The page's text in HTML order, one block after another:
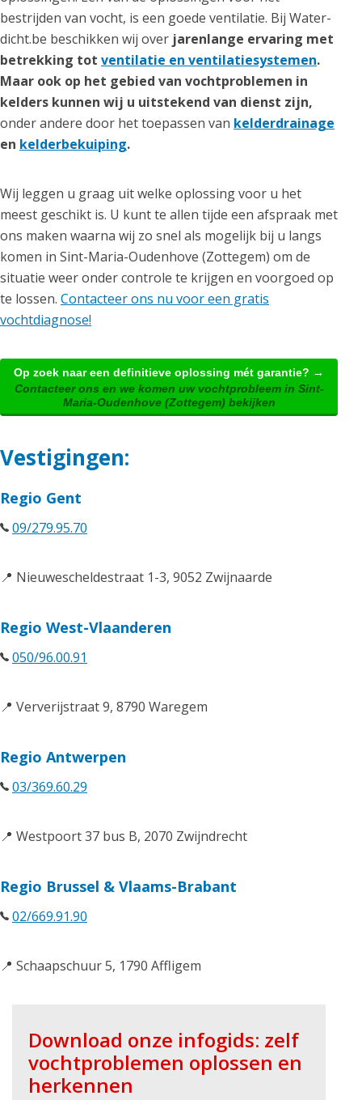
bestrijden van vocht, is een goede ventilatie. Bij Water-
dicht.be beschikken wij over jarenlange ervaring met
betrekking tot ventilatie en ventilatiesystemen.
Maar ook op het gebied van vochtproblemen in
kelders kunnen wij u uitstekend van dienst zijn,
onder andere door het toepassen van kelderdrainage
en kelderbekuiping.
Wij leggen u graag uit welke oplossing voor u het
meest geschikt is. U kunt te allen tijde een afspraak met
ons maken waarna wij zo snel als mogelijk bij u langs
komen in Sint-Maria-Oudenhove (Zottegem) om de
situatie weer onder controle te krijgen en voorgoed op
te lossen. Contacteer ons nu voor een gratis
vochtdiagnose!
Op zoek naar een definitieve oplossing mét garantie? →
Contacteer ons en we komen uw vochtprobleem in Sint-
Maria-Oudenhove (Zottegem) bekijken
Vestigingen:
Regio Gent
09/279.95.70
📍 Nieuwescheldestraat 1-3, 9052 Zwijnaarde
Regio West-Vlaanderen
050/96.00.91
📍 Ververijstraat 9, 8790 Waregem
Regio Antwerpen
03/369.60.29
📍 Westpoort 37 bus B, 2070 Zwijndrecht
Regio Brussel & Vlaams-Brabant
02/669.91.90
📍 Schaapschuur 5, 1790 Affligem
Download onze infogids: zelf
vochtproblemen oplossen en
herkennen